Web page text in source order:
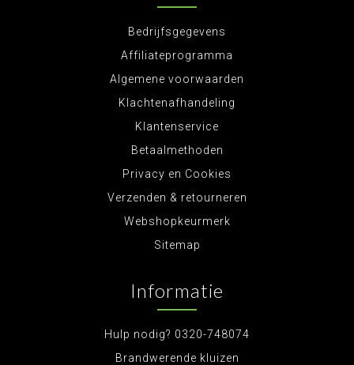
Bedrijfsgegevens
Affiliateprogramma
Algemene voorwaarden
Klachtenafhandeling
Klantenservice
Betaalmethoden
Privacy en Cookies
Verzenden & retourneren
Webshopkeurmerk
Sitemap
Informatie
Hulp nodig? 0320-748074
Brandwerende kluizen